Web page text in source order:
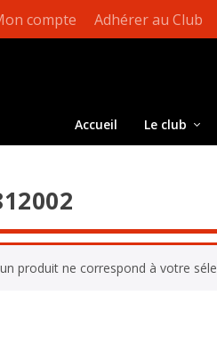
compte Adhérer au Club
Accueil Le club
produit ne correspond à votre